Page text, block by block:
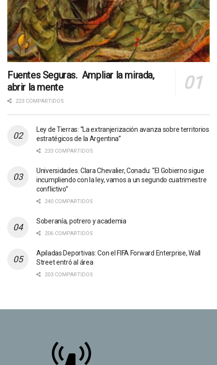
Fuentes Seguras. Ampliar la mirada,
abrir la mente
223 COMPARTIDOS
Ley de Tierras: “La extranjerización avanza sobre territorios
estratégicos de la Argentina”
233 COMPARTIDOS
Universidades. Clara Chevalier, Conadu: “El Gobierno sigue
incumpliendo con la ley, vamos a un segundo cuatrimestre
conflictivo”
240 COMPARTIDOS
Soberanía, potrero y academia
206 COMPARTIDOS
Apiladas Deportivas: Con el FIFA Forward Enterprise, Wall
Street entró al área
203 COMPARTIDOS